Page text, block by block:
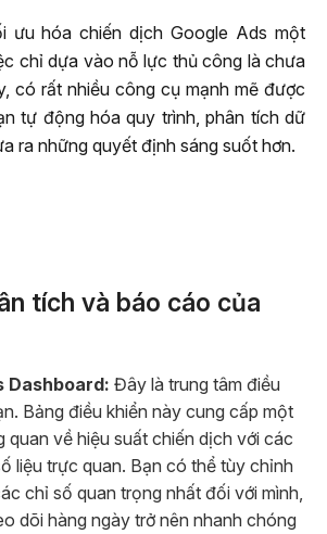
ưu hóa chiến dịch Google Ads một
chỉ dựa vào nỗ lực thủ công là chưa
có rất nhiều công cụ mạnh mẽ được
tự động hóa quy trình, phân tích dữ
ra những quyết định sáng suốt hơn.
tích và báo cáo của
Dashboard: Đây là trung tâm điều
Bảng điều khiển này cung cấp một
quan về hiệu suất chiến dịch với các
liệu trực quan. Bạn có thể tùy chỉnh
chỉ số quan trọng nhất đối với mình,
dõi hàng ngày trở nên nhanh chóng